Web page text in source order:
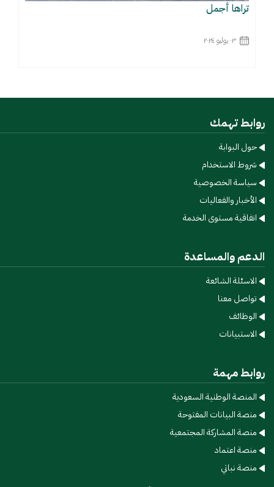
تراها أجمل
٠٣ يوليو ٢٠٢٤
روابط تهمك
حول البوابة
شروط الاستخدام​
سياسة الخصوصية​
الأخبار والفعاليات​
اتفاقية مستوى الخدمة​
الدعم والمساعدة
الاسئلة الشائعة​
تواصل معنا
الوظائف
الاستبيانات
روابط مهمة
المنصة الوطنية السعودية
منصة البيانات المفتوحة
منصة المشاركة المجتمعية
منصة اعتماد
منصة نباتي